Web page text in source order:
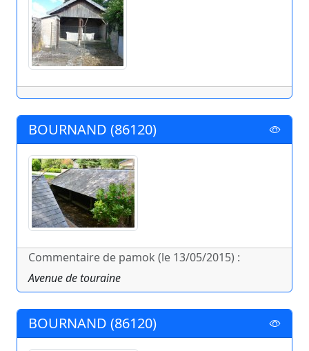
BOURNAND (86120)
Commentaire de pamok (le 13/05/2015) :
Avenue de touraine
BOURNAND (86120)